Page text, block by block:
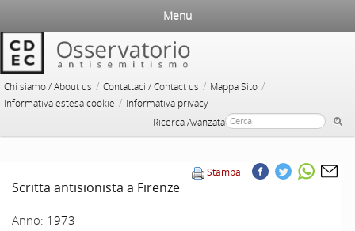
Chi siamo / About us / Contattaci / Contact us / Mappa Sito /
Informativa estesa cookie / Informativa privacy
Ricerca Avanzata
Menu
Stampa
Scritta antisionista a Firenze
Anno: 1973